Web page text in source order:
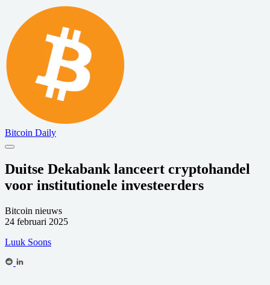
Bitcoin Daily
Duitse Dekabank lanceert cryptohandel
voor institutionele investeerders
Bitcoin nieuws
24 februari 2025
Luuk Soons